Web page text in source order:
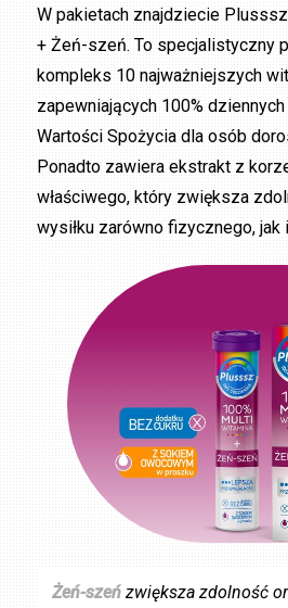
W pakietach znajdziecie
+ Żeń-szeń. To specjalistyczny
kompleks 10 najważniejszych
zapewniających 100%
Wartości Spożycia dla osób
Ponadto zawiera ekstrakt z
właściwego, który zwiększa
wysiłku zarówno fizycznego, jak
Żeń-szeńzwiększa zdolność